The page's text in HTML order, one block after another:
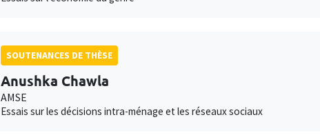
SOUTENANCES DE THÈSE
Anushka Chawla
AMSE
Essais sur les décisions intra-ménage et les réseaux sociaux